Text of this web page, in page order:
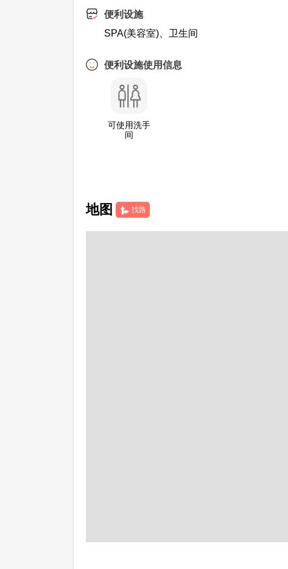
便利设施
SPA(美容室)、卫生间
便利设施使用信息
可使用洗手
间
地图 找路